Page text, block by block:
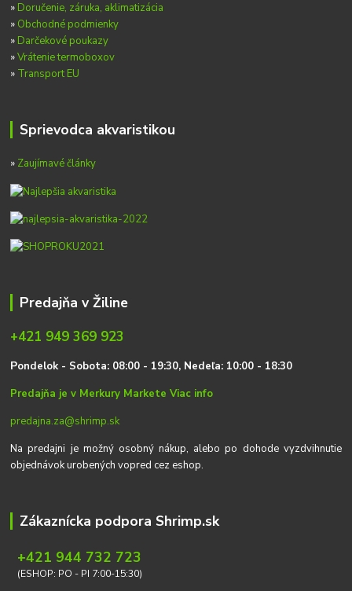
» Doručenie, záruka, aklimatizácia
» Obchodné podmienky
» Darčekové poukazy
»Vrátenie termoboxov
» Transport EU
Sprievodca akvaristikou
» Zaujímavé články
Predajňa v Žiline
+421 949 369 923
Pondelok - Sobota: 08:00 - 19:30, Nedeľa: 10:00 - 18:30
Predajňa je v Merkury MarketeViac info
predajna.za@shrimp.sk
Na predajni je možný osobný nákup, alebo po dohode vyzdvihnutie
objednávok urobených vopred cez eshop.
Zákaznícka podpora Shrimp.sk
+421 944 732 723
(ESHOP: PO - PI 7:00-15:30)